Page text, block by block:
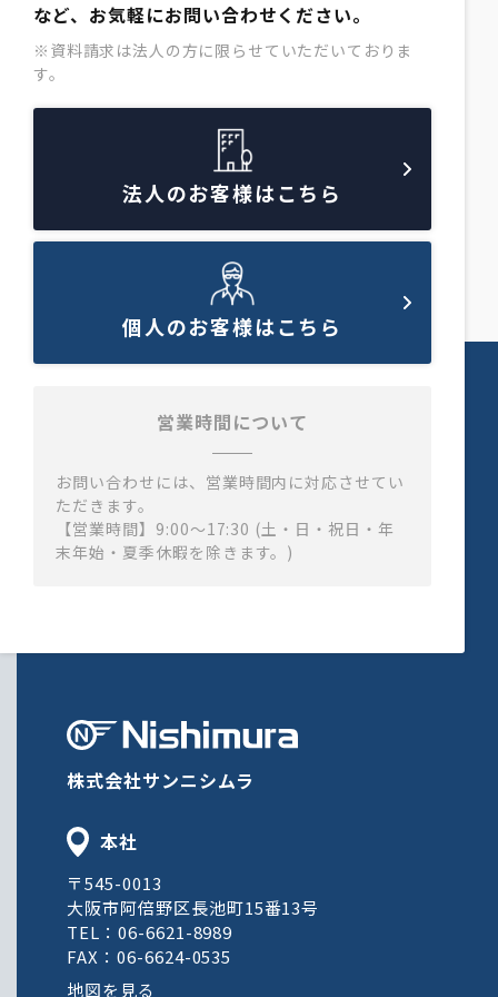
など、お気軽にお問い合わせください。
※資料請求は法人の方に限らせていただいておりま
す。
法人のお客様はこちら
個人のお客様はこちら
営業時間について
お問い合わせには、営業時間内に対応させてい
ただきます。
【営業時間】9:00～17:30 (土・日・祝日・年
末年始・夏季休暇を除きます。)
株式会社サンニシムラ
本社
〒545-0013
大阪市阿倍野区長池町15番13号
TEL：06-6621-8989
FAX：06-6624-0535
地図を見る